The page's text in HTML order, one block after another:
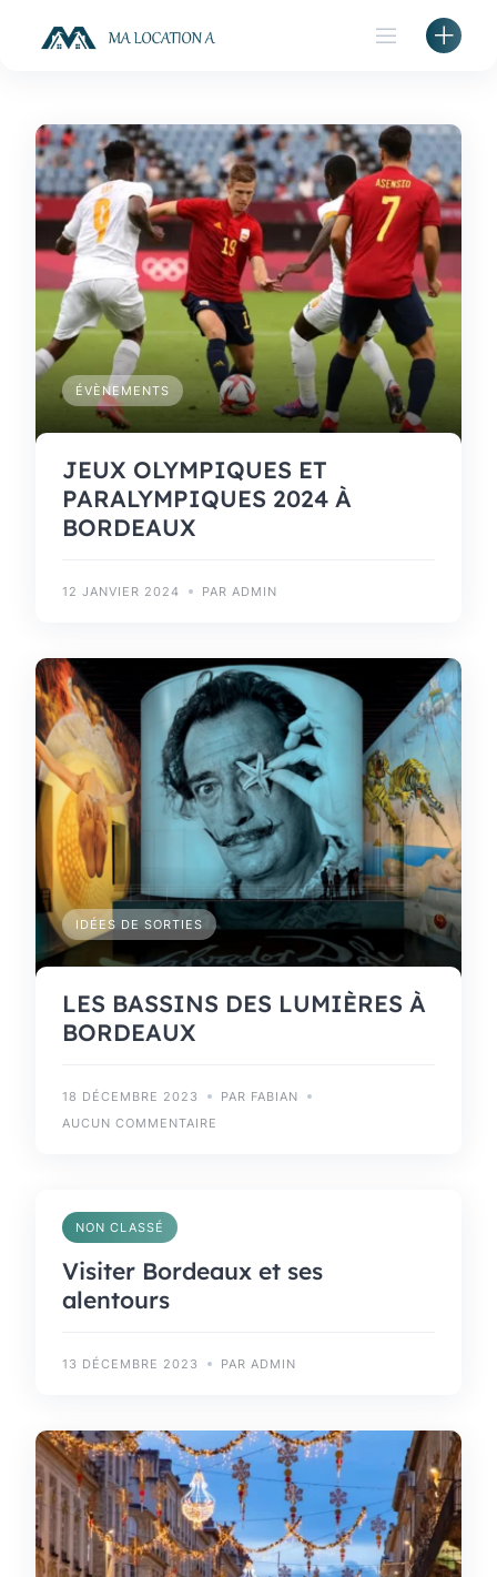
ÉVÈNEMENTS
JEUX OLYMPIQUES ET
PARALYMPIQUES 2024 À
BORDEAUX
12 JANVIER 2024 PAR ADMIN
IDÉES DE SORTIES
LES BASSINS DES LUMIÈRES À
BORDEAUX
18 DÉCEMBRE 2023
PAR FABIAN
AUCUN COMMENTAIRE
NON CLASSÉ
Visiter Bordeaux et ses
alentours
13 DÉCEMBRE 2023 PAR ADMIN